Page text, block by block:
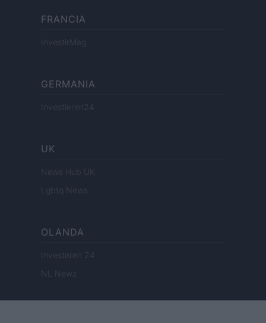
FRANCIA
InvestirMag
GERMANIA
Investieren24
UK
News Hub UK
Lgbtq News
OLANDA
Investeren 24
NL Newz